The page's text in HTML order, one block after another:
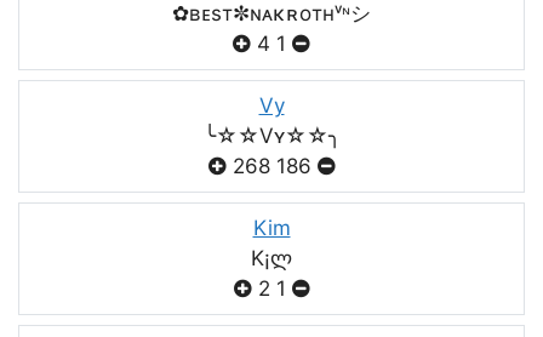
✿ʙᴇsт✼ɴᴀκʀoтнᵛᶰシ
4 1
Vy
╰☆☆Vʏ☆☆╮
268 186
Kim
K¡ლ
2 1